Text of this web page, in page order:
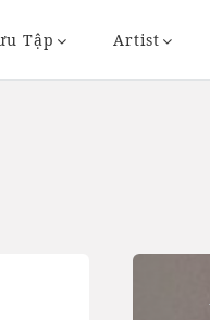
Tập Artist